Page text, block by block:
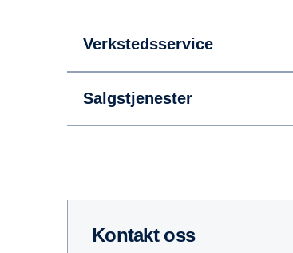
Verkstedsservice
Salgstjenester
Kontakt oss